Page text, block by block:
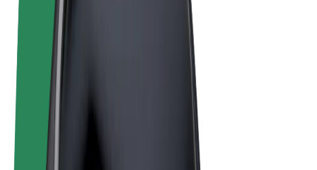
Termini e condizioni
Privacy
Cookies
© 2026 Bolt Technology OÜ
Prodotti